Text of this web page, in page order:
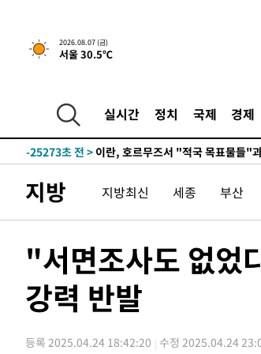
2026.08.07 (금)
서울 30.5℃
실시간 정치 국제 경제
-31011초 전 > 시리아 다마스쿠스 교외에서 미니
-30309초 전 >
-25273초 전 > 이란, 호르무즈서 "적국 목표물들"
례 큰 폭발음
발효
-22139초 전 >
[속보]트럼프, 美 원정출산 금지 행
-19839초 전 >[속보] 뉴욕증시, 일제 하락 마감…
태
-30329초 전 > 입추에도 극한더위…서울 낮 39도 '
-25293초 전 >이란, 호르무즈서 "적국 목표물들"과
례 큰 폭발음
-24008초 전 >[속보]美, 폴리실리콘 수입 규제…파
-19859초 전 >[속보] 뉴욕증시, 일제 하락 마감…
지방 지방최신 세종 부산
"서면조사도 없었
강력 반발
등록 2025.04.24 18:42:20 수정 2025.04.24